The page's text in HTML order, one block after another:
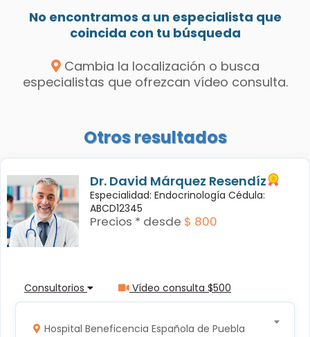
No encontramos a un especialista que
coincida con tu búsqueda
Cambia la localización o busca
especialistas que ofrezcan vídeo consulta.
Otros resultados
Dr. David Márquez Resendíz
Especialidad: Endocrinología Cédula:
ABCD12345
Precios * desde $ 800
Consultorios Vídeo consulta $500
Hospital Beneficencia Española de Puebla